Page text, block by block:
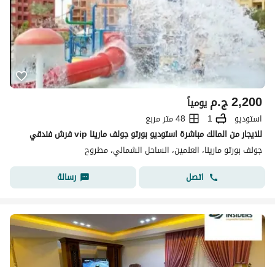
ج.م2,200 يومياً
استوديو 1
48 متر مربع
للايجار من المالك مباشرة استوديو بورتو جولف مارينا vip فرش فندقي
جولف بورتو مارينا، العلمين، الساحل الشمالي، مطروح
اتصل
رسالة